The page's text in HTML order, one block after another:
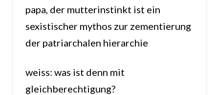
papa, der mutterinstinkt ist ein
sexistischer mythos zur zementierung
der patriarchalen hierarchie
weiss: was ist denn mit
gleichberechtigung?